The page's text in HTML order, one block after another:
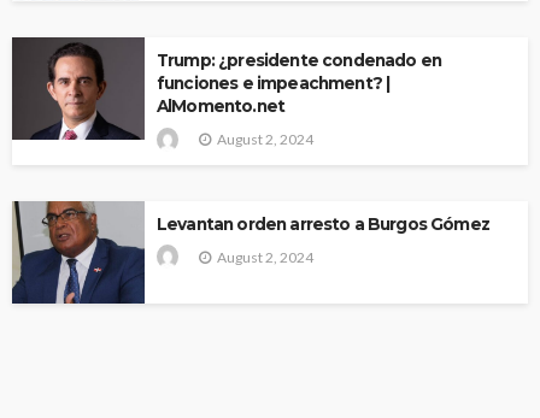
Trump: ¿presidente condenado en
funciones e impeachment? |
AlMomento.net
August 2, 2024
Levantan orden arresto a Burgos Gómez
August 2, 2024